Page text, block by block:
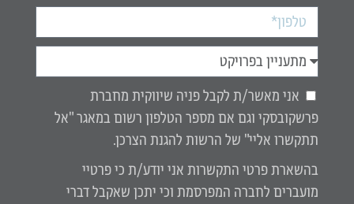
אני מאשר/ת לקבל פניה שיווקית מחברת
פרשקובסקי וגם אם מספר הטלפון רשום במאגר "אל
תתקשרו אליי" של הרשות להגנת הצרכן.
בהשארת פרטי התקשרות אני יודע/ת כי פרטיי
מועברים לחברה המפרסמת וכי יתכן שאקבל דברי